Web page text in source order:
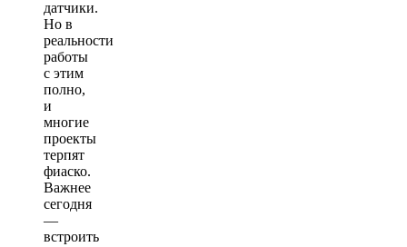
датчики.
Но в
реальности
работы
с этим
полно,
и
многие
проекты
терпят
фиаско.
Важнее
сегодня
—
встроить